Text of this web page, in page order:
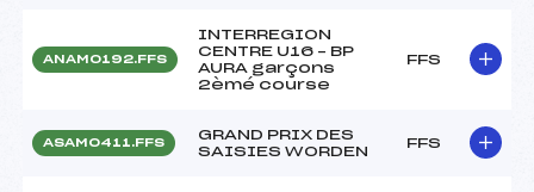
ANAM0192.FFS
INTERREGION
CENTRE U16 – BP
AURA garçons
2èmé course
FFS
ASAM0411.FFS
GRAND PRIX DES
SAISIES WORDEN
FFS